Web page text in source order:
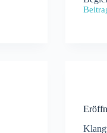
Mit